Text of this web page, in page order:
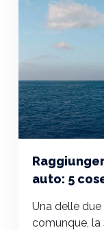
auto: 5
Una delle
comunque,